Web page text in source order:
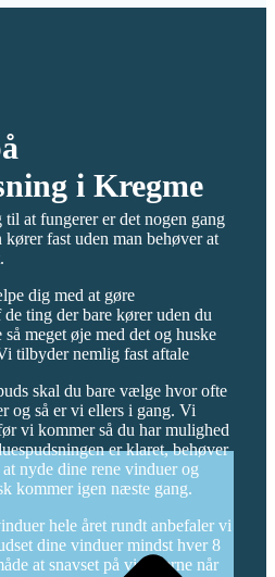
i Kregme
at fungerer er det nogen gang
fast uden man behøver at
dig med at gøre
ting der bare kører uden du
meget øje med det og huske
tilbyder nemlig fast aftale
skal du bare vælge hvor ofte
og så er vi ellers i gang. Vi
vi kommer så du har mulighed
er klaret, behøver
nyde dine rene vinduer og
kommer igen næste gang.
hele året rundt anbefaler vi
dine vinduer mindst hver 8
at snavset på vinduerne når